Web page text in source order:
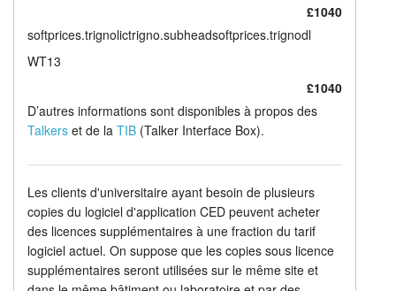
£1040
softprices.trignolictrigno.subheadsoftprices.trignodl
WT13
£1040
D’autres informations sont disponibles à propos des
Talkerset de la TIB(Talker Interface Box).
Les clients d'universitaire ayant besoin de plusieurs
copies du logiciel d'application CED peuvent acheter
des licences supplémentaires à une fraction du tarif
logiciel actuel. On suppose que les copies sous licence
supplémentaires seront utilisées sur le même site et